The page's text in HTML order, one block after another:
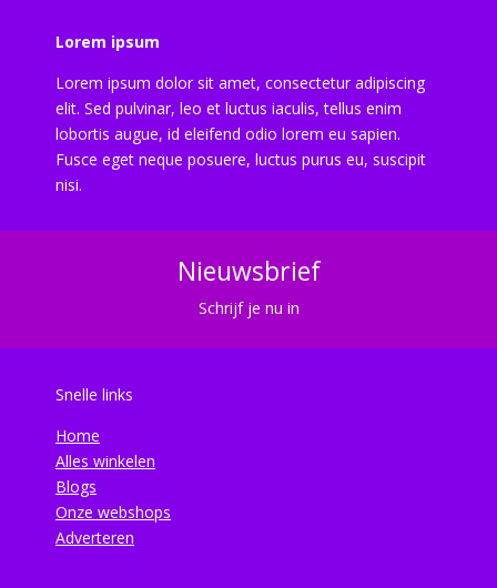
Lorem ipsum
Lorem ipsum dolor sit amet, consectetur adipiscing
elit. Sed pulvinar, leo et luctus iaculis, tellus enim
lobortis augue, id eleifend odio lorem eu sapien.
Fusce eget neque posuere, luctus purus eu, suscipit
nisi.
Nieuwsbrief
Schrijf je nu in
Snelle links
Home
Alles winkelen
Blogs
Onze webshops
Adverteren